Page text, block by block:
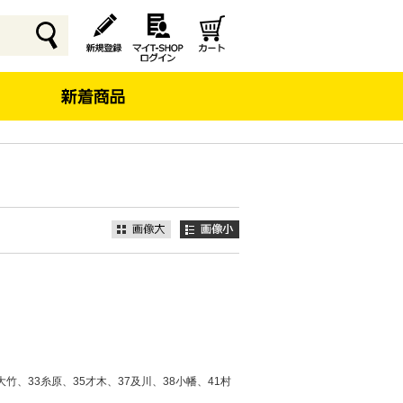
、33糸原、35才木、37及川、38小幡、41村